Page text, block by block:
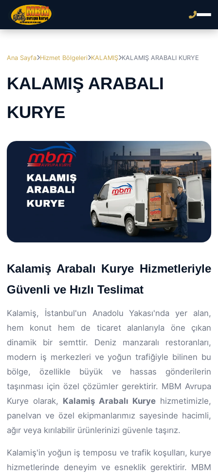
Ana Sayfa Hizmet Bölgeleri KALAMIŞ KALAMIŞ ARABALI KURYE
KALAMIŞ ARABALI
KURYE
Kalamiş Arabalı Kurye Hizmetleriyle
Güvenli ve Hızlı Teslimat
Kalamiş, İstanbul'un Anadolu Yakası'nda yer alan,
hem konut hem de ticaret alanlarıyla öne çıkan
dinamik bir semttir. Deniz manzaralı restoranları,
modern iş merkezleri ve yoğun trafiğiyle bilinen bu
bölge, özellikle büyük ve hassas gönderilerin
taşınması için özel çözümler gerektirir. MBM Avrupa
Kurye olarak, Kalamiş Arabalı Kurye hizmetimizle,
panelvan ve özel ekipmanlarımız sayesinde hacimli,
ağır veya kırılabilir ürünlerinizi güvenle taşırız.
Kalamiş'in yoğun iş temposu ve trafik koşulları, kurye
hizmetlerinde deneyim ve esneklik gerektirir. MBM